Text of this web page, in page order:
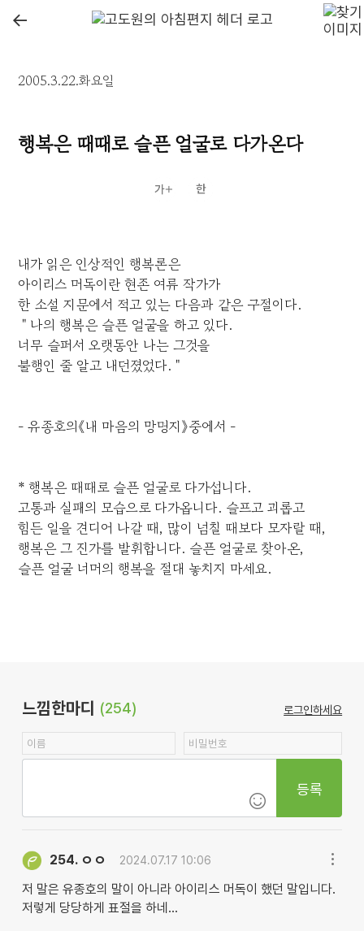
←
2005.3.22.화요일
행복은 때때로 슬픈 얼굴로 다가온다
내가 읽은 인상적인 행복론은
아이리스 머독이란 현존 여류 작가가
한 소설 지문에서 적고 있는 다음과 같은 구절이다.
＂나의 행복은 슬픈 얼굴을 하고 있다.
너무 슬퍼서 오랫동안 나는 그것을
불행인 줄 알고 내던졌었다.＂
- 유종호의《내 마음의 망명지》중에서 -
* 행복은 때때로 슬픈 얼굴로 다가섭니다.
고통과 실패의 모습으로 다가옵니다. 슬프고 괴롭고
힘든 일을 견디어 나갈 때, 많이 넘칠 때보다 모자랄 때,
행복은 그 진가를 발휘합니다. 슬픈 얼굴로 찾아온,
슬픈 얼굴 너머의 행복을 절대 놓치지 마세요.
느낌한마디 (254) 로그인하세요
등록
254. ㅇㅇ 2024.07.17 10:06
저 말은 유종호의 말이 아니라 아이리스 머독이 했던 말입니다.
저렇게 당당하게 표절을 하네...